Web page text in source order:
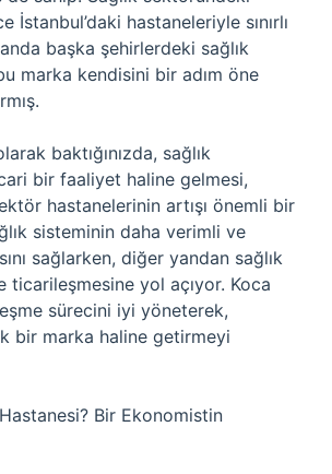
İstanbul’daki hastaneleriyle sınırlı
başka şehirlerdeki sağlık
marka kendisini bir adım öne
baktığınızda, sağlık
bir faaliyet haline gelmesi,
hastanelerinin artışı önemli bir
sisteminin daha verimli ve
sağlarken, diğer yandan sağlık
ticarileşmesine yol açıyor. Koca
sürecini iyi yöneterek,
bir marka haline getirmeyi
Bir Ekonomistin